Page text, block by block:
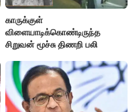
காருக்குள்
விளையாடிக்கொண்டிருந்த
சிறுவன் மூச்சு திணறி பலி